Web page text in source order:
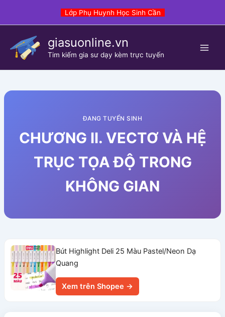
Lớp Phụ Huynh Học Sinh Cần
giasuonline.vn
Tim kiếm gia sư dạy kèm trực tuyến
ĐANG TUYỂN SINH
CHƯƠNG II. VECTƠ VÀ HỆ
TRỤC TỌA ĐỘ TRONG
KHÔNG GIAN
Bút Highlight Deli 25 Màu Pastel/Neon Dạ
Quang
Xem trên Shopee →